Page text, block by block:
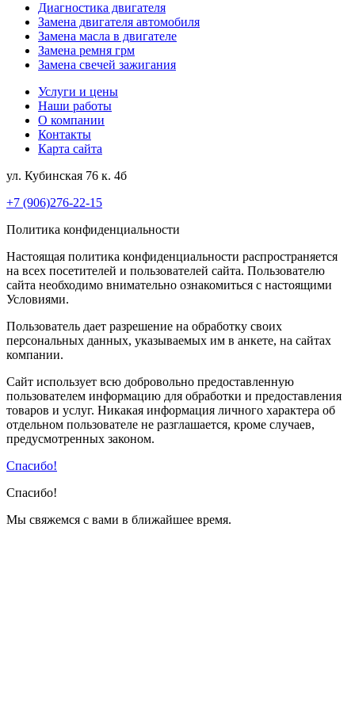
Диагностика двигателя
Замена двигателя автомобиля
Замена масла в двигателе
Замена ремня грм
Замена свечей зажигания
Услуги и цены
Наши работы
О компании
Контакты
Карта сайта
ул. Кубинская 76 к. 4б
+7 (906)276-22-15
Политика конфиденциальности
Настоящая политика конфиденциальности распространяется
на всех посетителей и пользователей сайта. Пользователю
сайта необходимо внимательно ознакомиться с настоящими
Условиями.
Пользователь дает разрешение на обработку своих
персональных данных, указываемых им в анкете, на сайтах
компании.
Сайт использует всю добровольно предоставленную
пользователем информацию для обработки и предоставления
товаров и услуг. Никакая информация личного характера об
отдельном пользователе не разглашается, кроме случаев,
предусмотренных законом.
Спасибо!
Спасибо!
Мы свяжемся с вами в ближайшее время.